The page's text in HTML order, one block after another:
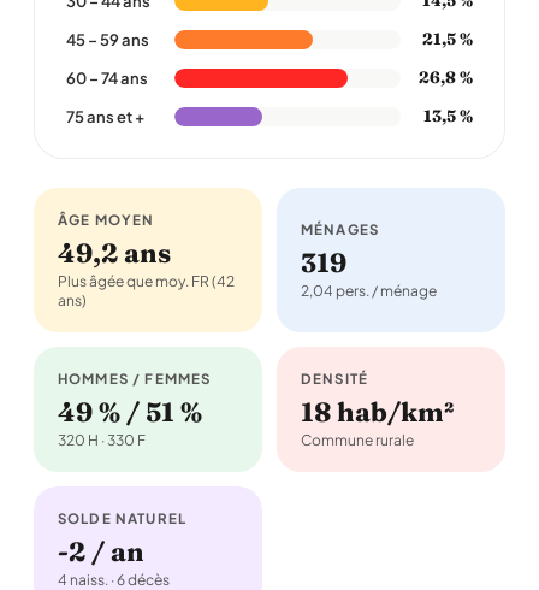
45 – 59 ans 21,5 %
60 – 74 ans 26,8 %
75 ans et + 13,5 %
ÂGE MOYEN
49,2 ans
Plus âgée que moy. FR (42
ans)
MÉNAGES
319
2,04 pers. / ménage
HOMMES / FEMMES
49 % / 51 %
320 H · 330 F
DENSITÉ
18 hab/km²
Commune rurale
SOLDE NATUREL
-2 / an
4 naiss. · 6 décès